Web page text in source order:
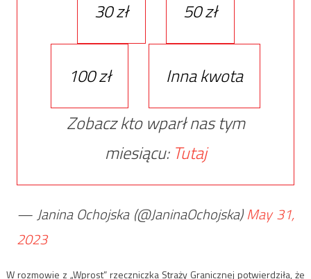
30 zł 50 zł
100 zł
Inna kwota
Zobacz kto wparł nas tym
miesiącu: Tutaj
— Janina Ochojska (@JaninaOchojska)May 31,
2023
W rozmowie z „Wprost” rzeczniczka Straży Granicznej potwierdziła, że